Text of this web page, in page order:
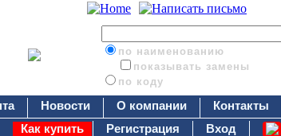
по наименованию
показывать замены
по коду
Новости О компании Контакты
Как купить
Регистрация Вход